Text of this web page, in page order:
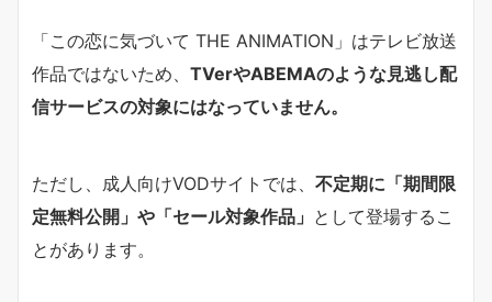
「この恋に気づいて THE ANIMATION」はテレビ放送
作品ではないため、 TVerやABEMAのような見逃し配
信サービスの対象にはなっていません。
ただし、成人向けVODサイトでは、 不定期に「期間限
定無料公開」や「セール対象作品」 として登場するこ
とがあります。